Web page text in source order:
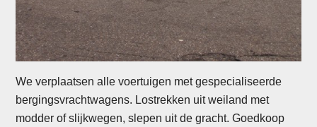
We verplaatsen alle voertuigen met gespecialiseerde
bergingsvrachtwagens. Lostrekken uit weiland met
modder of slijkwegen, slepen uit de gracht. Goedkoop